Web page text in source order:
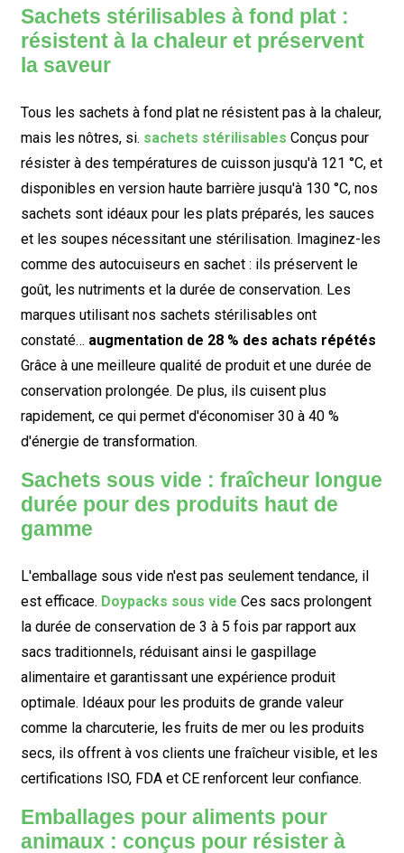
Sachets stérilisables à fond plat :
résistent à la chaleur et préservent
la saveur
Tous les sachets à fond plat ne résistent pas à la chaleur,
mais les nôtres, si. sachets stérilisables Conçus pour
résister à des températures de cuisson jusqu'à 121 °C, et
disponibles en version haute barrière jusqu'à 130 °C, nos
sachets sont idéaux pour les plats préparés, les sauces
et les soupes nécessitant une stérilisation. Imaginez-les
comme des autocuiseurs en sachet : ils préservent le
goût, les nutriments et la durée de conservation. Les
marques utilisant nos sachets stérilisables ont
constaté… augmentation de 28 % des achats répétés
Grâce à une meilleure qualité de produit et une durée de
conservation prolongée. De plus, ils cuisent plus
rapidement, ce qui permet d'économiser 30 à 40 %
d'énergie de transformation.
Sachets sous vide : fraîcheur longue
durée pour des produits haut de
gamme
L'emballage sous vide n'est pas seulement tendance, il
est efficace. Doypacks sous vide Ces sacs prolongent
la durée de conservation de 3 à 5 fois par rapport aux
sacs traditionnels, réduisant ainsi le gaspillage
alimentaire et garantissant une expérience produit
optimale. Idéaux pour les produits de grande valeur
comme la charcuterie, les fruits de mer ou les produits
secs, ils offrent à vos clients une fraîcheur visible, et les
certifications ISO, FDA et CE renforcent leur confiance.
Emballages pour aliments pour
animaux : conçus pour résister à